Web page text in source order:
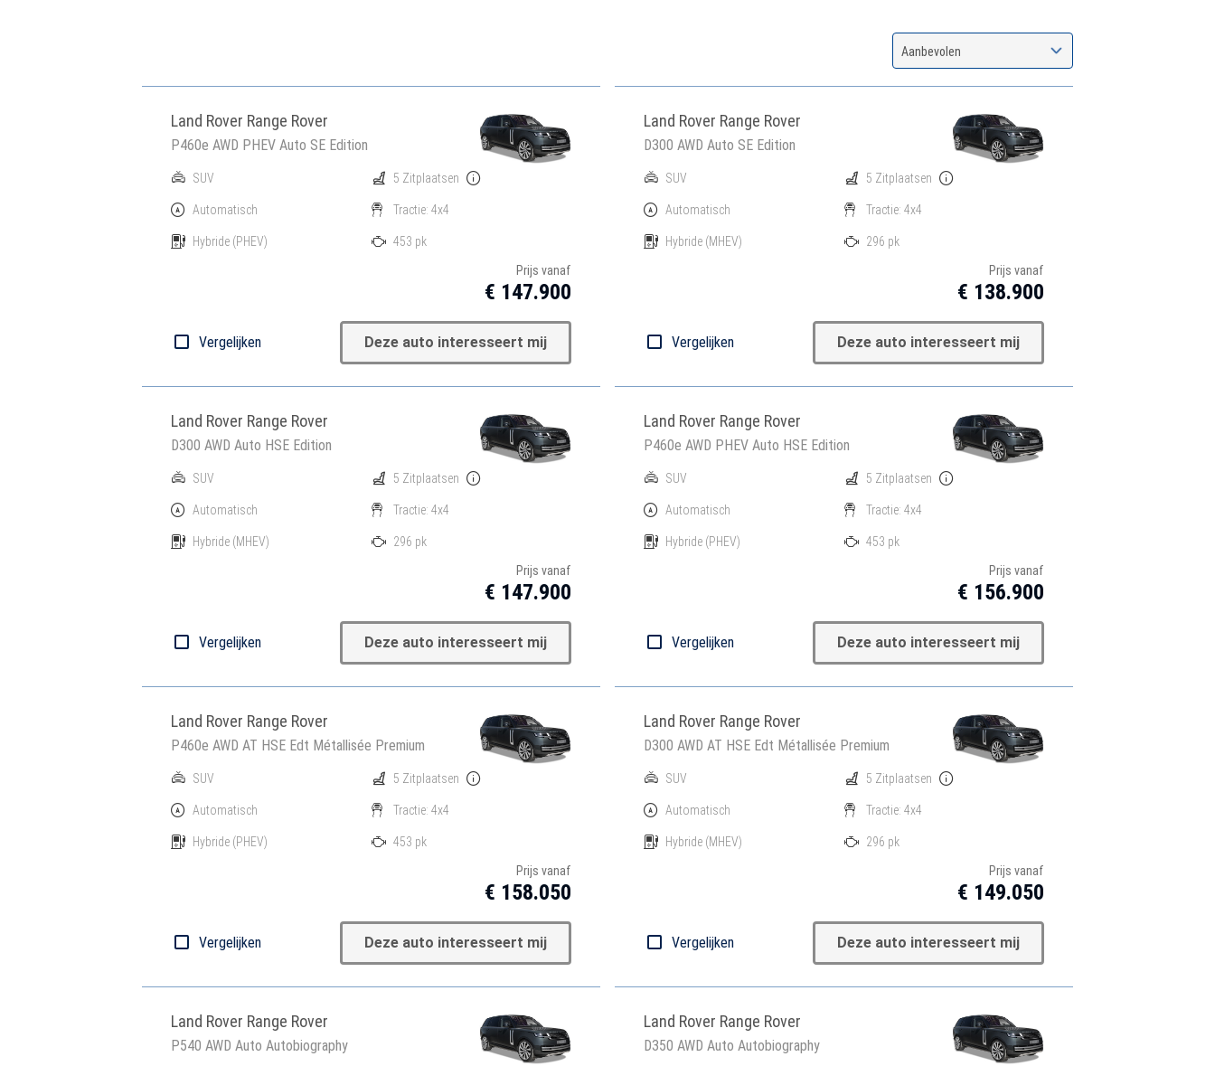
Aanbevolen
Land Rover Range Rover
P460e AWD PHEV Auto SE Edition
SUV
Automatisch
Hybride (PHEV)
5 Zitplaatsen
Tractie: 4x4
453 pk
Prijs vanaf
€ 147.900
Vergelijken Deze auto interesseert mij
Land Rover Range Rover
D300 AWD Auto SE Edition
SUV
Automatisch
Hybride (MHEV)
5 Zitplaatsen
Tractie: 4x4
296 pk
Prijs vanaf
€ 138.900
Vergelijken Deze auto interesseert mij
Land Rover Range Rover
D300 AWD Auto HSE Edition
SUV
Automatisch
Hybride (MHEV)
5 Zitplaatsen
Tractie: 4x4
296 pk
Prijs vanaf
€ 147.900
Vergelijken Deze auto interesseert mij
Land Rover Range Rover
P460e AWD PHEV Auto HSE Edition
SUV
Automatisch
Hybride (PHEV)
5 Zitplaatsen
Tractie: 4x4
453 pk
Prijs vanaf
€ 156.900
Vergelijken Deze auto interesseert mij
Land Rover Range Rover
P460e AWD AT HSE Edt Métallisée Premium
SUV
Automatisch
Hybride (PHEV)
5 Zitplaatsen
Tractie: 4x4
453 pk
Prijs vanaf
€ 158.050
Vergelijken Deze auto interesseert mij
Land Rover Range Rover
D300 AWD AT HSE Edt Métallisée Premium
SUV
Automatisch
Hybride (MHEV)
5 Zitplaatsen
Tractie: 4x4
296 pk
Prijs vanaf
€ 149.050
Vergelijken Deze auto interesseert mij
Land Rover Range Rover
P540 AWD Auto Autobiography
Land Rover Range Rover
D350 AWD Auto Autobiography